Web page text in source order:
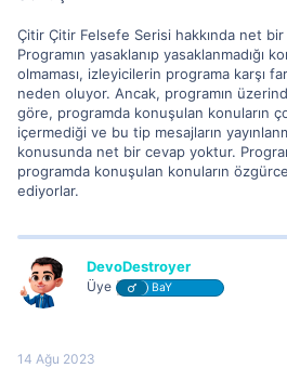
Çitir Çitir Felsefe Serisi hakkında net
Programın yasaklanıp yasaklanmadığı
olmaması, izleyicilerin programa karşı
neden oluyor. Ancak, programın
göre, programda konuşulan konuların
içermediği ve bu tip mesajların
konusunda net bir cevap yoktur.
programda konuşulan konuların
ediyorlar.
DevoDestroyer
Üye BaY
14 Ağu 2023